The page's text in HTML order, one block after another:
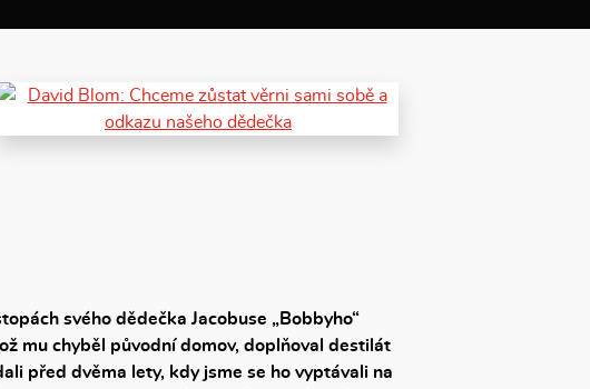
svého dědečka Jacobuse „Bobbyho“
mu chyběl původní domov, doplňoval destilát
před dvěma lety, kdy jsme se ho vyptávali na